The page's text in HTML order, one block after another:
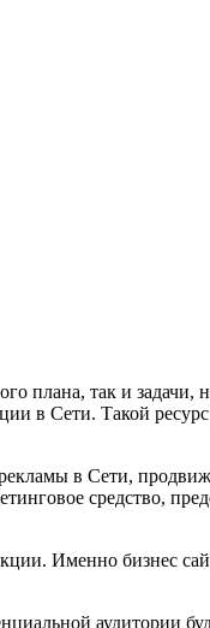
плана, так и задачи,
в Сети. Такой
в Сети,
средство,
Именно бизнес
аудитории